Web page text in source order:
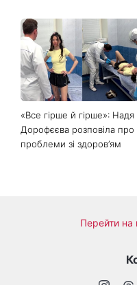
Головний стильний тренд
соцмереж: чому
мініспідниця з паєтками
підкорила Instagram